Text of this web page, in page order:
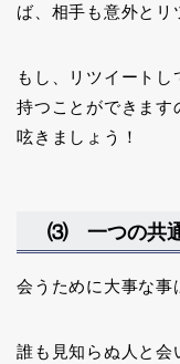
ば、相手も意外とリ
もし、リツイート
持つことができます
呟きましょう！
⑶ 一つの共通
会うために大事な事
誰も見知らぬ人と会